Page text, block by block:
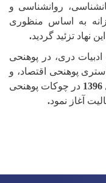
روانشناسی و
به اساس منظوری
نهاد تزئید گردید.
دری، در پوهنحی
پوهنحی اقتصاد، و
1396 در چوکات پوهنحی
آغاز نمود.